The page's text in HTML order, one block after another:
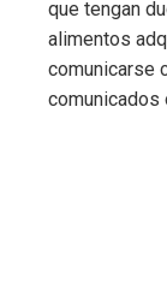
que tengan
alimentos
comunicarse
comunicados